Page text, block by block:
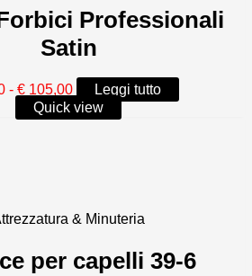
Professionali
Satin
- € 105,00Fascia
di
prezzo:
Leggi tutto
Quick view
& Minuteria
per capelli 39-6